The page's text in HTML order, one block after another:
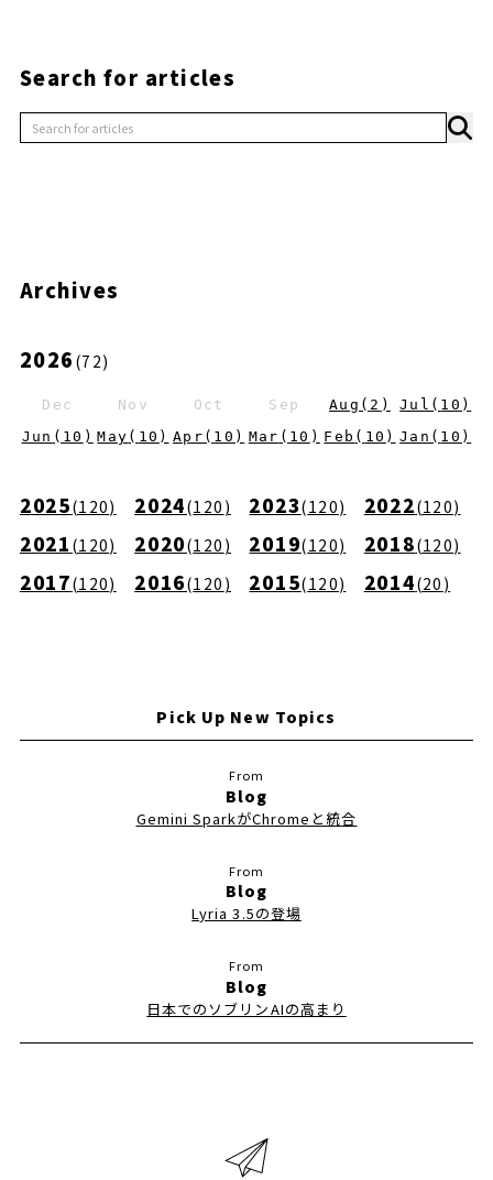
Search for articles
Archives
2026 (72)
Dec Nov Oct Sep Aug ( 2 ) Jul ( 10 )
Jun ( 10 ) May ( 10 ) Apr ( 10 ) Mar ( 10 ) Feb ( 10 ) Jan ( 10 )
2025(120) 2024(120 ) 2023(120) 2022(120)
2021 (120) 2020(120 ) 2019(120) 2018(120)
2017(120) 2016(120 ) 2015(120) 2014(20 )
Pick Up New Topics
Blog
Gemini SparkがChromeと統合
Blog
Lyria 3.5の登場
Blog
日本でのソブリンAIの高まり